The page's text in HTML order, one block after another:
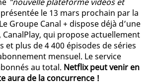
le 13 mars prochain par la
Groupe Canal + dispose déjà d’une
qui propose actuellement
et plus de 4 400 épisodes de séries
mensuel. Le service
au total. Netflix peut venir en
aura de la concurrence !